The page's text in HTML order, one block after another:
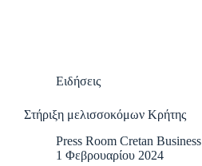
Ειδήσεις
Στήριξη μελισσοκόμων Κρήτης
Press Room Cretan Business
1 Φεβρουαρίου 2024